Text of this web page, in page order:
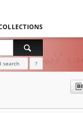
search ?